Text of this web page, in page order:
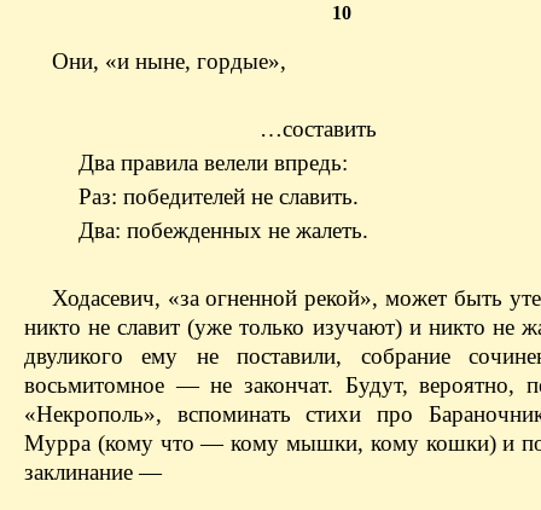
10
Они, «и ныне, гордые»,
…составить
Два правила велели впредь:
Раз: победителей не славить.
Два: побежденных не жалеть.
Ходасевич, «за огненной рекой», может быть
никто не славит (уже только изучают) и никто не
двуликого ему не поставили, собрание
восьмитомное — не закончат. Будут, вероятно,
«Некрополь», вспоминать стихи про
Мурра (кому что — кому мышки, кому кошки) и
заклинание —